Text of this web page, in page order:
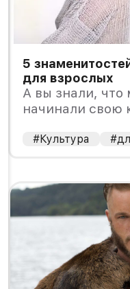
5
для взрослых
А вы знали, что
начинали свою
что снимался в
#Культура